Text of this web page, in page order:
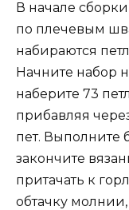
В начале
по плечевым
набираются
Начните набор
наберите 73
прибавляя
пет. Выполните
закончите
притачать к
обтачку